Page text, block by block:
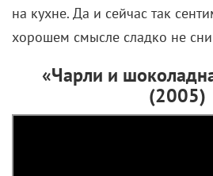
на кухне. Да и сейчас так
хорошем смысле сладко не
«Чарли и
(2005)